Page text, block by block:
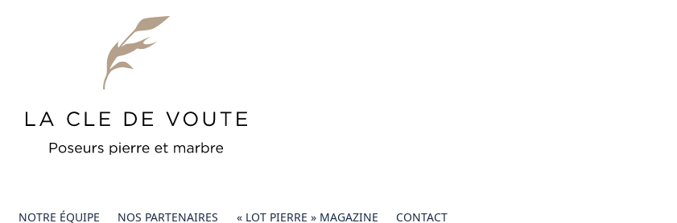
NOTRE ÉQUIPE NOS PARTENAIRES « LOT PIERRE » MAGAZINE CONTACT